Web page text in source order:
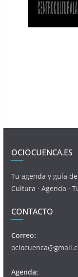
OCIOCUENCA.ES
Tu agenda y guía
Cultura · Agenda ·
CONTACTO
Correo:
Agenda: